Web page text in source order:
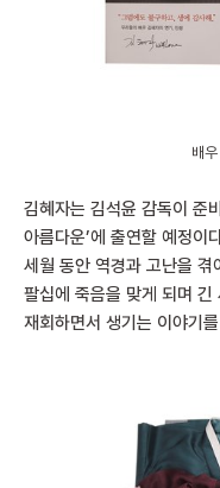
배
김혜자는 김석윤 감독이 준
아름다운’에 출연할 예정이
세월 동안 역경과 고난을 겪
팔십에 죽음을 맞게 되며 긴
재회하면서 생기는 이야기